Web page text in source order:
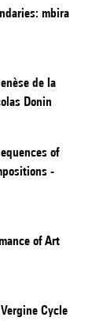
mbira
de la
Donin
of
-
of Art
Cycle